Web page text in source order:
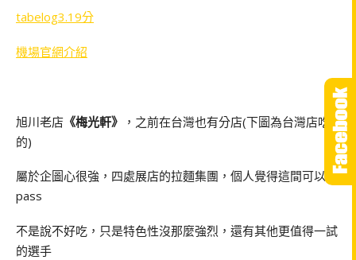
tabelog3.19分
機場官網介紹
旭川老店 《梅光軒》
，之前在台灣也有分店(下圖為台灣店吃
的)
屬於企圖心很強，四處展店的拉麵集團，個人覺得這間可以
pass
不是說不好吃，只是特色性沒那麼強烈，還有其他更值得一試
的選手